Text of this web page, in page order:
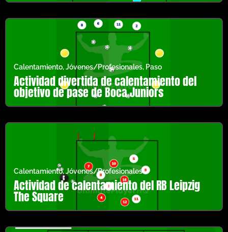
Calentamiento,Jóvenes/Profesionales, Paso
Actividad divertida de calentamiento del
objetivo de pase de Boca Juniors
Calentamiento,Jóvenes/Profesionales
Actividad de calentamiento del RB Leipzig
The Square